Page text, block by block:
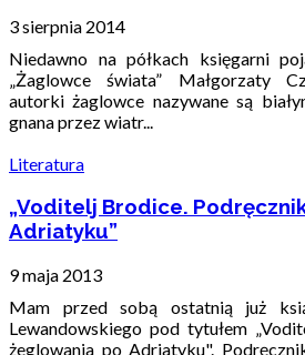
3 sierpnia 2014
Niedawno na półkach księgarni
„Żaglowce świata” Małgorzaty
autorki żaglowce nazywane są
gnana przez wiatr...
Literatura
„Voditelj Brodice.
Adriatyku”
9 maja 2013
Mam przed sobą ostatnią już
Lewandowskiego pod tytułem
żeglowania po Adriatyku".